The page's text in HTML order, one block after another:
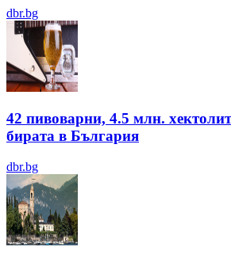
dbr.bg
42 пивоварни, 4.5 млн.
бирата в България
dbr.bg